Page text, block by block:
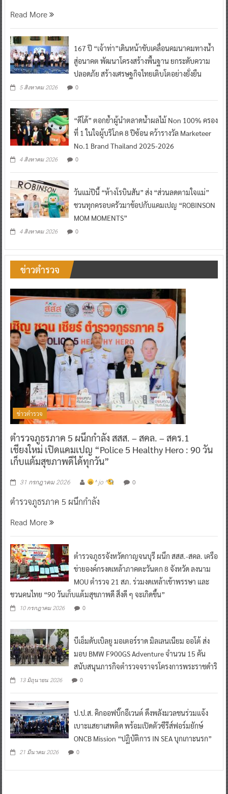
Read More
167 ปี “เจ้าท่า”เดินหน้าขับเคลื่อนคมนาคมทางน้ำ
สู่อนาคต พัฒนาโครงสร้างพื้นฐาน ยกระดับความ
ปลอดภัย สร้างเศรษฐกิจไทยเติบโตอย่างยั่งยืน
5 สิงหาคม 2026 0
“ดีโด้” ตอกย้ำผู้นำตลาดน้ำผลไม้ Non 100% ครอง
ที่ 1 ในใจผู้บริโภค 8 ปีซ้อน คว้ารางวัล Marketeer
No.1 Brand Thailand 2025-2026
4 สิงหาคม 2026 0
วันแม่ปีนี้ “ห้างโรบินสัน” ส่ง “ส่วนลดตามใจแม่”
ชวนทุกครอบครัวมาช้อปกับแคมเปญ “ROBINSON
MOM MOMENTS”
4 สิงหาคม 2026 0
ข่าวตำรวจ
ข่าวตำรวจ
ตำรวจภูธรภาค 5 ผนึกกำลัง สสส. – สคล. – สคร.1
เชียงใหม่ เปิดแคมเปญ “Police 5 Healthy Hero : 90 วัน
เก็บแต้มสุขภาพดีได้ทุกวัน”
31 กรกฎาคม 2026 ^ jo ^ 0
ตำรวจภูธรภาค 5 ผนึกกำลัง
Read More
ตำรวจภูธรจังหวัดกาญจนบุรี ผนึก สสส.-สคล. เครือ
ข่ายองค์กรงดเหล้าภาคตะวันตก 8 จังหวัด ลงนาม
MOU ตำรวจ 21 สภ. ร่วมงดเหล้าเข้าพรรษา และ
ชวนคนไทย “90 วันเก็บแต้มสุขภาพดี สิ่งดี ๆ จะเกิดขึ้น”
10 กรกฎาคม 2026 0
บีเอ็มดับเบิลยู มอเตอร์ราด มิลเลนเนียม ออโต้ ส่ง
มอบ BMW F900GS Adventure จำนวน 15 คัน
สนับสนุนภารกิจตำรวจจราจรโครงการพระราชดำริ
13 มิถุนายน 2026 0
ป.ป.ส. คิกออฟบิ๊กอีเวนต์ ดึงพลังมวลชนร่วมแจ้ง
เบาะแสยาเสพติด พร้อมเปิดตัวซีรีส์ฟอร์มยักษ์
ONCB Mission “ปฏิบัติการ IN SEA บุกเกาะนรก”
21 มีนาคม 2026 0